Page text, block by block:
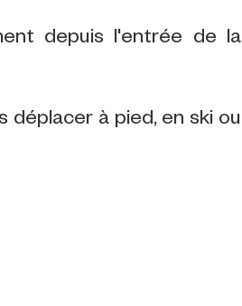
depuis l'entrée de la
déplacer à pied, en ski ou